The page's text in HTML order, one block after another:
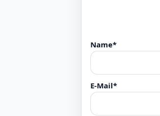
Name*
E-Mail*